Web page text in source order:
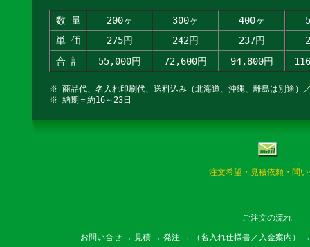
数 量 200ヶ 300ヶ 400ヶ
単 価
275円 242円 237円
合 計
55,000円 72,600円 94,800円
※ 商品代、名入れ印刷代、送料込み（北海道、沖縄、離島は別途）
※ 納期＝約16～23日
注文希望・見積依頼・問
ご注文の流れ
お問い合せ → 見積 → 発注 → （名入れ仕様書／入金案内）